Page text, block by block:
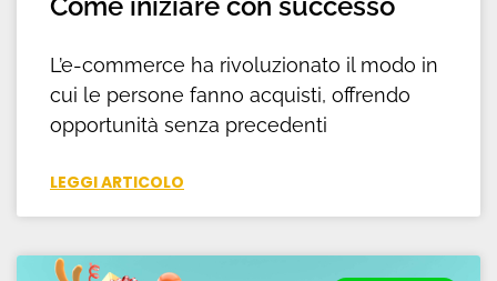
Come iniziare con successo
L’e-commerce ha rivoluzionato il modo in
cui le persone fanno acquisti, offrendo
opportunità senza precedenti
LEGGI ARTICOLO